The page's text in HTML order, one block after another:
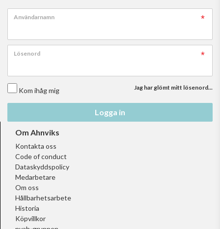
Användarnamn
Lösenord
Kom ihåg mig Jag har glömt mitt lösenord...
Logga in
Om Ahnviks
Kontakta oss
Code of conduct
Dataskyddspolicy
Medarbetare
Om oss
Hållbarhetsarbete
Historia
Köpvillkor